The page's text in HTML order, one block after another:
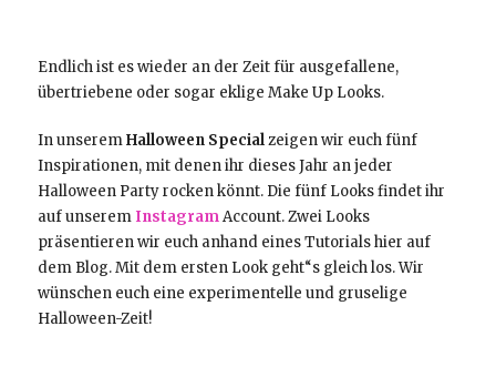
Endlich ist es wieder an der Zeit für ausgefallene,
übertriebene oder sogar eklige Make Up Looks.
In unseremHalloween Specialzeigen wir euch fünf
Inspirationen, mit denen ihr dieses Jahr an jeder
Halloween Party rocken könnt. Die fünf Looks findet ihr
auf unserem Instagram Account. Zwei Looks
präsentieren wir euch anhand eines Tutorials hier auf
dem Blog. Mit dem ersten Look geht“s gleich los. Wir
wünschen euch eine experimentelle und gruselige
Halloween-Zeit!